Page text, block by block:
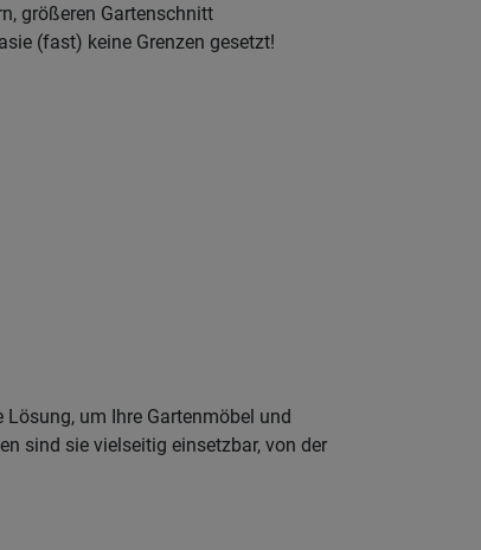
größeren Gartenschnitt
(fast) keine Grenzen gesetzt!
um Ihre Gartenmöbel und
sind sie vielseitig einsetzbar, von der